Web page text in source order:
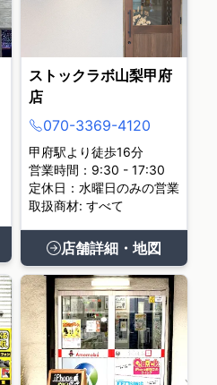
ストックラボ山梨甲府
店
070-3369-4120
甲府駅より徒歩16分
営業時間：9:30 - 17:30
定休日：水曜日のみの営業
取扱商材: すべて
店舗詳細・地図